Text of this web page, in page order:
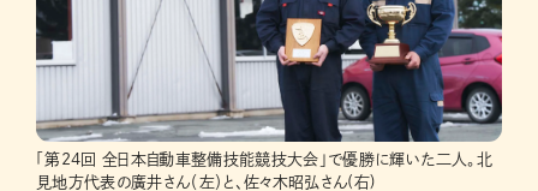
「第24回 全日本自動車整備技能競技大会」で優勝に輝いた二人。北
見地方代表の廣井さん（左）と、佐々木昭弘さん(右)